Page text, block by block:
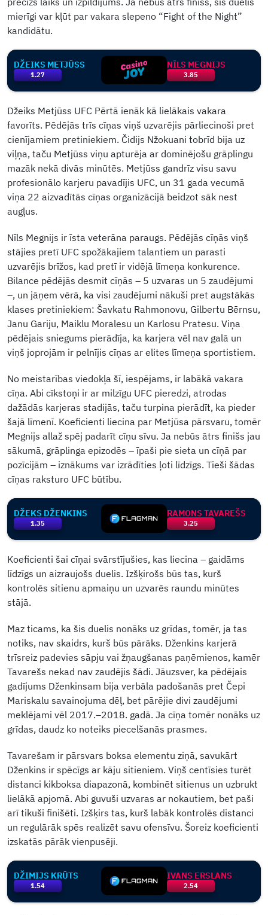
mierīgi var kļūt par vakara slepeno “Fight of the Night”
kandidātu.
DŽEIKS METJŪSS
1.27 3.85
NĪLS MEGNIJS
Džeiks Metjūss UFC Pērtā ienāk kā lielākais vakara
favorīts. Pēdējās trīs cīņas viņš uzvarējis pārliecinoši pret
cienījamiem pretiniekiem. Čidijs Nžokuani tobrīd bija uz
viļņa, taču Metjūss viņu apturēja ar dominējošu grāplingu
mazāk nekā divās minūtēs. Metjūss gandrīz visu savu
profesionālo karjeru pavadījis UFC, un 31 gada vecumā
viņa 22 aizvadītās cīņas organizācijā beidzot sāk nest
augļus.
Nīls Megnijs ir īsta veterāna paraugs. Pēdējās cīņās viņš
stājies pretī UFC spožākajiem talantiem un parasti
uzvarējis brīžos, kad pretī ir vidējā līmeņa konkurence.
Bilance pēdējās desmit cīņās – 5 uzvaras un 5 zaudējumi
–, un jāņem vērā, ka visi zaudējumi nākuši pret augstākās
klases pretiniekiem: Šavkatu Rahmonovu, Gilbertu Bērnsu,
Janu Gariju, Maiklu Moralesu un Karlosu Pratesu. Viņa
pēdējais sniegums pierādīja, ka karjera vēl nav galā un
viņš joprojām ir pelnījis cīņas ar elites līmeņa sportistiem.
No meistarības viedokļa šī, iespējams, ir labākā vakara
cīņa. Abi cīkstoņi ir ar milzīgu UFC pieredzi, atrodas
dažādās karjeras stadijās, taču turpina pierādīt, ka pieder
šajā līmenī. Koeficienti liecina par Metjūsa pārsvaru, tomēr
Megnijs allaž spēj padarīt cīņu sīvu. Ja nebūs ātrs finišs jau
sākumā, grāplinga epizodēs – īpaši pie sieta un cīņā par
pozīcijām – iznākums var izrādīties ļoti līdzīgs. Tieši šādas
cīņas raksturo UFC būtību.
DŽEKS DŽENKINS
1.35 3.25
RAMONS TAVAREŠS
Koeficienti šai cīņai svārstījušies, kas liecina – gaidāms
līdzīgs un aizraujošs duelis. Izšķirošs būs tas, kurš
kontrolēs sitienu apmaiņu un uzvarēs raundu minūtes
stājā.
Maz ticams, ka šis duelis nonāks uz grīdas, tomēr, ja tas
notiks, nav skaidrs, kurš būs pārāks. Dženkins karjerā
trīsreiz padevies sāpju vai žņaugšanas paņēmienos, kamēr
Tavarešs nekad nav zaudējis šādi. Jāuzsver, ka pēdējais
gadījums Dženkinsam bija verbāla padošanās pret Čepi
Mariskalu savainojuma dēļ, bet pārējie divi zaudējumi
meklējami vēl 2017.–2018. gadā. Ja cīņa tomēr nonāks uz
grīdas, daudz ko noteiks piecelšanās prasmes.
Tavarešam ir pārsvars boksa elementu ziņā, savukārt
Dženkins ir spēcīgs ar kāju sitieniem. Viņš centīsies turēt
distanci kikboksa diapazonā, kombinēt sitienus un uzbrukt
lielākā apjomā. Abi guvuši uzvaras ar nokautiem, bet paši
arī tikuši finišēti. Izšķirs tas, kurš labāk kontrolēs distanci
un regulārāk spēs realizēt savu ofensīvu. Šoreiz koeficienti
izskatās pārāk vienpusēji.
DŽIMIJS KRŪTS
1.54 2.54
IVANS ERSLANS